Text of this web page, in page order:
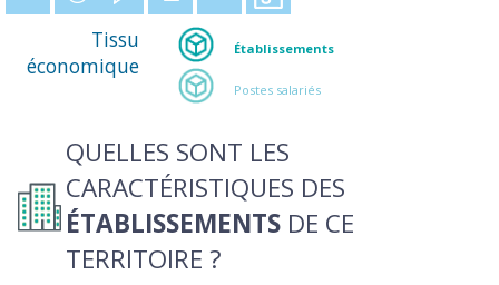
Tissu
économique
Établissements
Postes salariés
QUELLES SONT LES
CARACTÉRISTIQUES DES
ÉTABLISSEMENTS DE CE
TERRITOIRE ?